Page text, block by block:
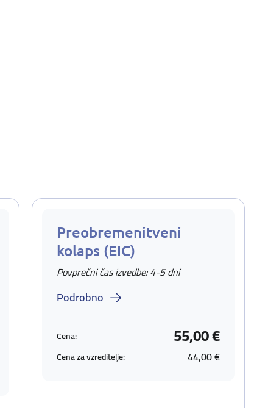
Preobremenitveni
kolaps (EIC)
Povprečni čas izvedbe: 4-5 dni
Podrobno
Cena: 55,00 €
Cena za vzreditelje: 44,00 €